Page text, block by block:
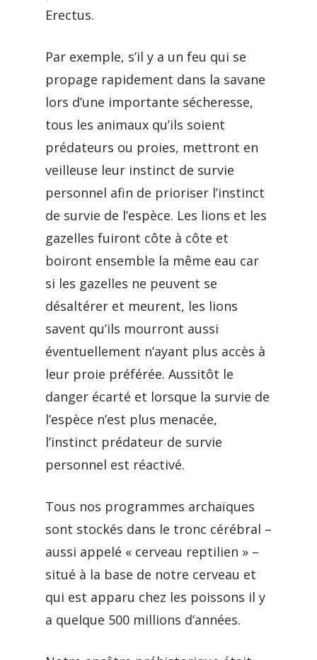
Erectus.
Par exemple, s’il y a un feu qui se
propage rapidement dans la savane
lors d’une importante sécheresse,
tous les animaux qu’ils soient
prédateurs ou proies, mettront en
veilleuse leur instinct de survie
personnel afin de prioriser l’instinct
de survie de l’espèce. Les lions et les
gazelles fuiront côte à côte et
boiront ensemble la même eau car
si les gazelles ne peuvent se
désaltérer et meurent, les lions
savent qu’ils mourront aussi
éventuellement n’ayant plus accès à
leur proie préférée. Aussitôt le
danger écarté et lorsque la survie de
l’espèce n’est plus menacée,
l’instinct prédateur de survie
personnel est réactivé.
Tous nos programmes archaïques
sont stockés dans le tronc cérébral –
aussi appelé « cerveau reptilien » –
situé à la base de notre cerveau et
qui est apparu chez les poissons il y
a quelque 500 millions d’années.